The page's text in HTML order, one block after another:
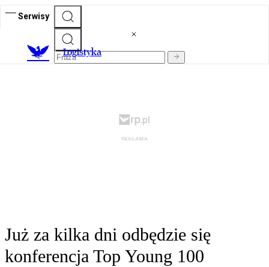
Serwisy
Logistyka
Już za kilka dni odbędzie się
konferencja Top Young 100